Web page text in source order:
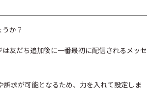
か？
友だち追加後に一番最初に配信されるメッセ
訴求が可能となるため、力を入れて設定しま